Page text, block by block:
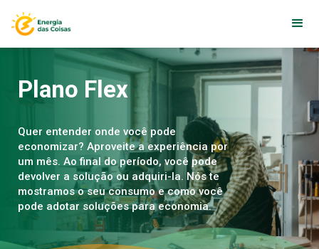
Plano Flex
Quer entender onde você pode
economizar? Aproveite a experiência por
um mês. Ao final do período, você pode
devolver a solução ou adquiri-la. Nós te
mostramos o seu consumo e como você
pode adotar soluções para economia.